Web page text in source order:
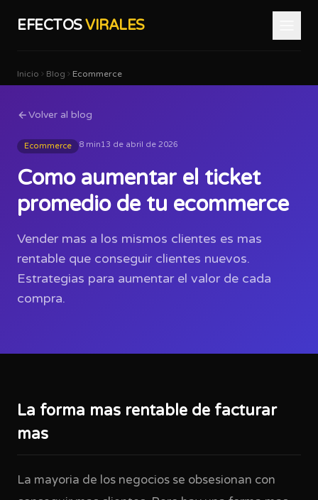
EFECTOSVIRALES
Inicio Blog Ecommerce
Volver al blog
Ecommerce 8 min13 de abril de 2026
Como aumentar el ticket
promedio de tu ecommerce
Vender mas a los mismos clientes es mas
rentable que conseguir clientes nuevos.
Estrategias para aumentar el valor de cada
compra.
La forma mas rentable de facturar
mas
La mayoria de los negocios se obsesionan con